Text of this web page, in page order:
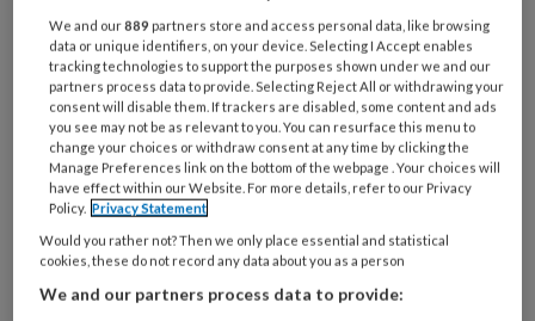
31 JULI 2026 ACHTERGROND DERMATOLOGIE
We and our889 partners store and access personal data, like browsing
data or unique identifiers, on your device. Selecting I Accept enables
tracking technologies to support the purposes shown under we and our
partners process data to provide. Selecting Reject All or withdrawing your
consent will disable them. If trackers are disabled, some content and ads
you see may not be as relevant to you. You can resurface this menu to
change your choices or withdraw consent at any time by clicking the
Manage Preferences link on the bottom of the webpage . Your choices will
have effect within our Website. For more details, refer to our Privacy
Policy. Privacy Statement
Would you rather not? Then we only place essential and statistical
cookies, these do not record any data about you as a person
We and our partners process data to provide: